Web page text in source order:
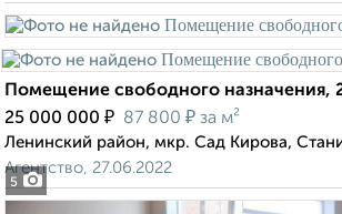
5
Помещение свободного назначения,
25 000 000 ₽ 87 800 ₽ за м²
Ленинский район, мкр. Сад Кирова,
Агентство, 27.06.2022